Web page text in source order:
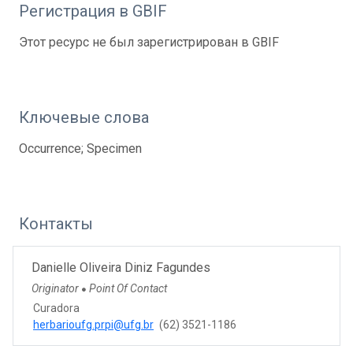
Регистрация в GBIF
Этот ресурс не был зарегистрирован в GBIF
Ключевые слова
Occurrence; Specimen
Контакты
Danielle Oliveira Diniz Fagundes
Originator ● Point Of Contact
Curadora
herbarioufg.prpi@ufg.br (62) 3521-1186